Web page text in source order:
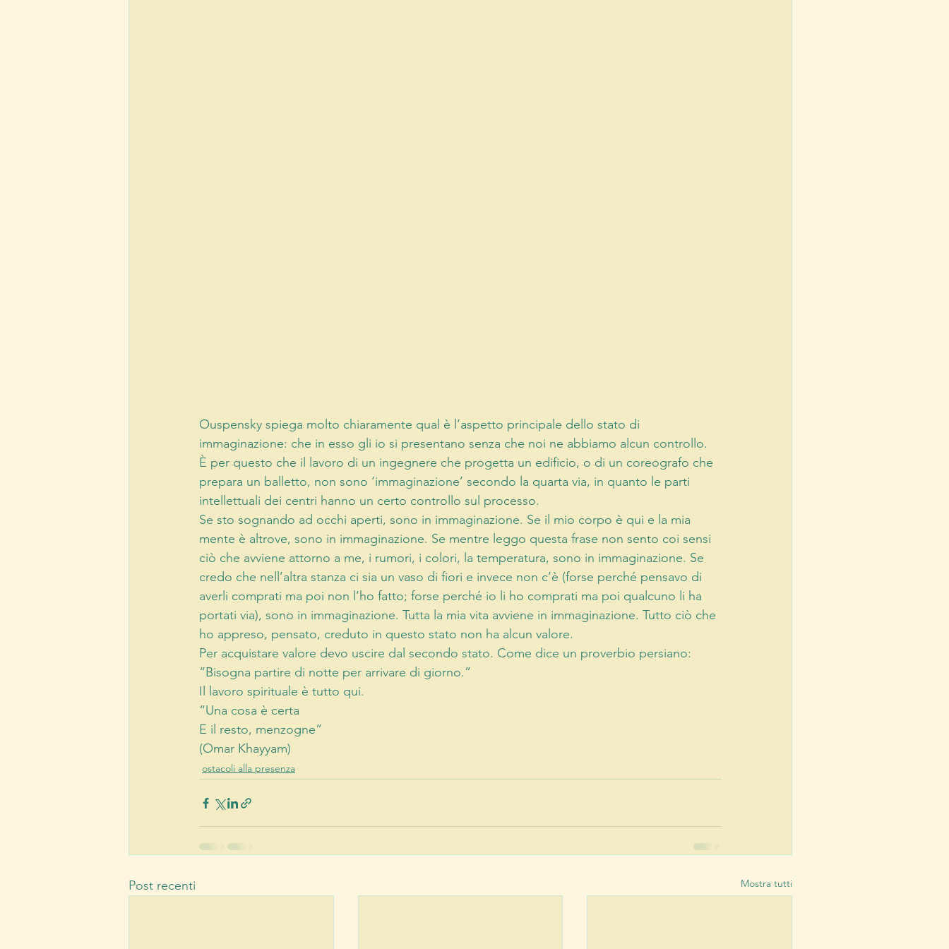
Ouspensky spiega molto chiaramente qual è l’aspetto principale dello stato di
immaginazione: che in esso gli io si presentano senza che noi ne abbiamo alcun controllo.
È per questo che il lavoro di un ingegnere che progetta un edificio, o di un coreografo che
prepara un balletto, non sono ‘immaginazione’ secondo la quarta via, in quanto le parti
intellettuali dei centri hanno un certo controllo sul processo.
Se sto sognando ad occhi aperti, sono in immaginazione. Se il mio corpo è qui e la mia
mente è altrove, sono in immaginazione. Se mentre leggo questa frase non sento coi sensi
ciò che avviene attorno a me, i rumori, i colori, la temperatura, sono in immaginazione. Se
credo che nell’altra stanza ci sia un vaso di fiori e invece non c’è (forse perché pensavo di
averli comprati ma poi non l’ho fatto; forse perché io li ho comprati ma poi qualcuno li ha
portati via), sono in immaginazione. Tutta la mia vita avviene in immaginazione. Tutto ciò che
ho appreso, pensato, creduto in questo stato non ha alcun valore.
Per acquistare valore devo uscire dal secondo stato. Come dice un proverbio persiano:
“Bisogna partire di notte per arrivare di giorno.”
Il lavoro spirituale è tutto qui.
“Una cosa è certa
E il resto, menzogne”
(Omar Khayyam)
ostacoli alla presenza
Post recenti Mostra tutti